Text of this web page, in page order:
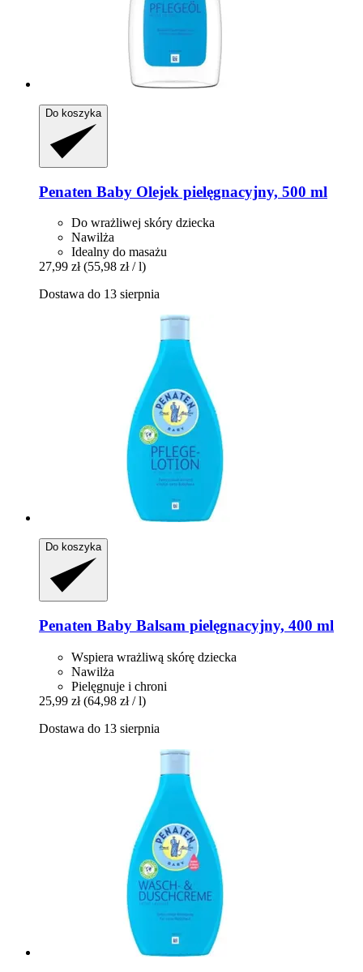
Do koszyka
Penaten Baby Olejek pielęgnacyjny, 500 ml
Do wrażliwej skóry dziecka
Nawilża
Idealny do masażu
27,99 zł (55,98 zł / l)
Dostawa do 13 sierpnia
Do koszyka
Penaten Baby Balsam pielęgnacyjny, 400 ml
Wspiera wrażliwą skórę dziecka
Nawilża
Pielęgnuje i chroni
25,99 zł (64,98 zł / l)
Dostawa do 13 sierpnia